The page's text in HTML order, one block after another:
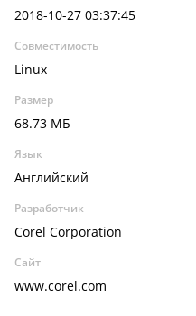
2018-10-27 03:37:45
Совместимость
Linux
Размер
68.73 МБ
Язык
Английский
Разработчик
Corel Corporation
Сайт
www.corel.com